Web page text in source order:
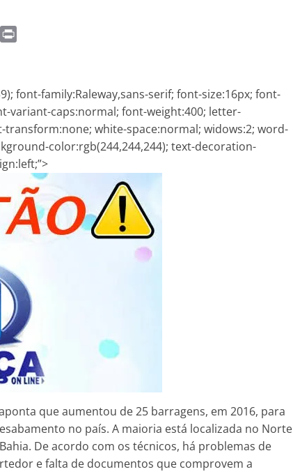
t
font-family:Raleway,sans-serif; font-size:16px; font-
variant-caps:normal; font-weight:400; letter-
white-space:normal; widows:2; word-
color:rgb(244,244,244); text-decoration-
que aumentou de 25 barragens, em 2016, para
no país. A maioria está localizada no Norte
De acordo com os técnicos, há problemas de
e falta de documentos que comprovem a